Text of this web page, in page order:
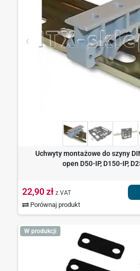
Uchwyty montażowe do szyny
open D50-IP, D150-IP,
22,90 zł z VAT
Porównaj produkt
W produkcji